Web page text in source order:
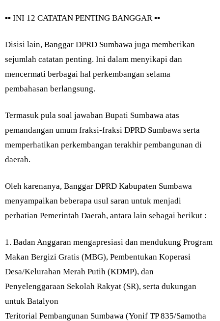
▪︎▪︎ INI 12 CATATAN PENTING BANGGAR ▪︎▪︎
Disisi lain, Banggar DPRD Sumbawa juga memberikan
sejumlah catatan penting. Ini dalam menyikapi dan
mencermati berbagai hal perkembangan selama
pembahasan berlangsung.
Termasuk pula soal jawaban Bupati Sumbawa atas
pemandangan umum fraksi-fraksi DPRD Sumbawa serta
memperhatikan perkembangan terakhir pembangunan di
daerah.
Oleh karenanya, Banggar DPRD Kabupaten Sumbawa
menyampaikan beberapa usul saran untuk menjadi
perhatian Pemerintah Daerah, antara lain sebagai berikut :
1. Badan Anggaran mengapresiasi dan mendukung Program
Makan Bergizi Gratis (MBG), Pembentukan Koperasi
Desa/Kelurahan Merah Putih (KDMP), dan
Penyelenggaraan Sekolah Rakyat (SR), serta dukungan
untuk Batalyon
Teritorial Pembangunan Sumbawa (Yonif TP 835/Samotha